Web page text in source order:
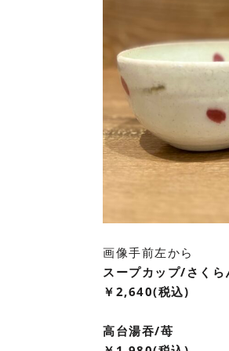
画像手前左から
スープカップ/さくら
￥2,640(税込)
高台湯吞/苺